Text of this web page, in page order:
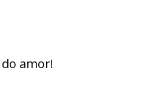
do amor!